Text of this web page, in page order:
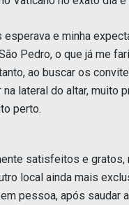
esperava e minha
Pedro, o que já me
ao buscar os
lateral do altar, muito
perto.
satisfeitos e gratos,
local ainda mais
pessoa, após saudar